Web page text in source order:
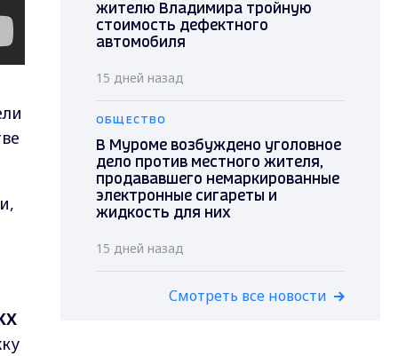
жителю Владимира тройную
стоимость дефектного
автомобиля
15 дней назад
ОБЩЕСТВО
В Муроме возбуждено уголовное
дело против местного жителя,
продававшего немаркированные
электронные сигареты и
жидкость для них
15 дней назад
Смотреть все новости